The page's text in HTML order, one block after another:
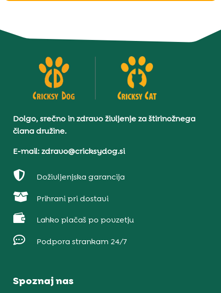
Dolgo, srečno in zdravo življenje za štirinožnega
člana družine.
E-mail: zdravo@cricksydog.si
 Doživljenjska garancija
 Prihrani pri dostavi
 Lahko plačaš po povzetju
 Podpora strankam 24/7
Spoznaj nas